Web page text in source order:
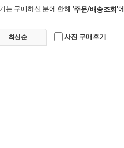
는 구매하신 분에 한해 '주문/배송조회'
최신순 사진 구매후기